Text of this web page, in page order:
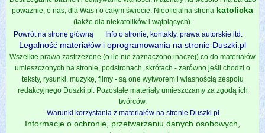
poważnie, o nas, dla Was i o całym świecie. Nieoficjalna strona katolicka
(także dla niekatolików i wątpiących).
Powrót na stronę główną
Info o stronie, kontakty, prawa autorskie itd.
Legalność materiałów i oprogramowania na stronie Duszki.pl
Wszelkie prawa zastrzeżone (o ile nie zaznaczono inaczej) co do materiałów
umieszczonych na stronie, podstronach, skrótach - zarówno jeśli chodzi o
teksty, rysunki, muzykę, filmy - są one wytworem i własnością zespołu
redakcyjnego Duszki.pl. Pozostałe materiały umieszczamy za zgodą ich
twórców.
Warunki korzystania z materiałów na stronie Duszki.pl
Informacje o ochronie, przetwarzaniu danych osobowych,